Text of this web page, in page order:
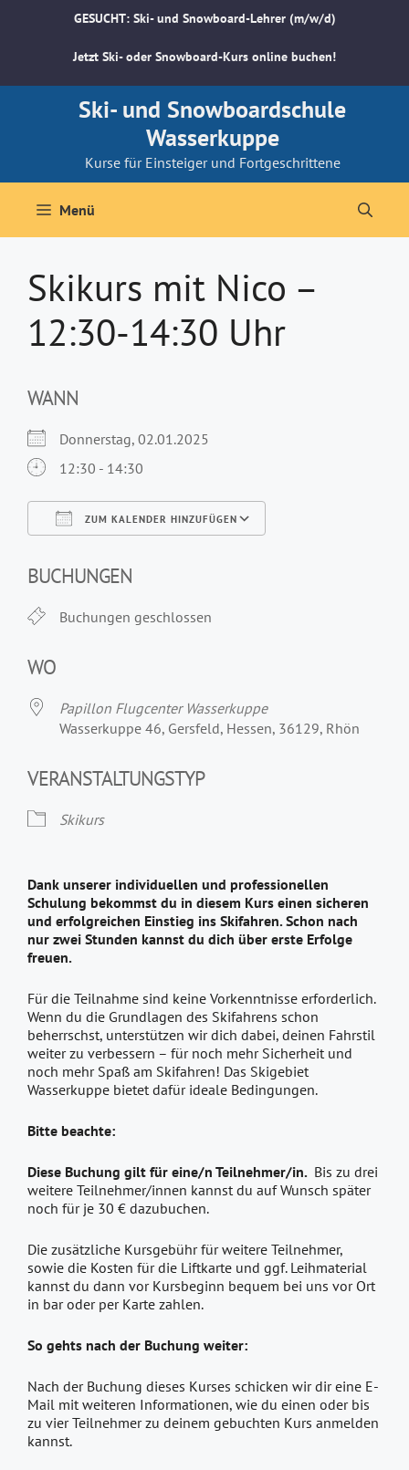
GESUCHT: Ski- und Snowboard-Lehrer (m/w/d)
Jetzt Ski- oder Snowboard-Kurs online buchen!
Ski- und Snowboardschule
Wasserkuppe
Kurse für Einsteiger und Fortgeschrittene
Menü
Skikurs mit Nico –
12:30-14:30 Uhr
WANN
Donnerstag, 02.01.2025
12:30 - 14:30
ZUM KALENDER HINZUFÜGEN
BUCHUNGEN
Buchungen geschlossen
WO
Papillon Flugcenter Wasserkuppe
Wasserkuppe 46, Gersfeld, Hessen, 36129, Rhön
VERANSTALTUNGSTYP
Skikurs
Dank unserer individuellen und professionellen
Schulung bekommst du in diesem Kurs einen sicheren
und erfolgreichen Einstieg ins Skifahren. Schon nach
nur zwei Stunden kannst du dich über erste Erfolge
freuen.
Für die Teilnahme sind keine Vorkenntnisse erforderlich.
Wenn du die Grundlagen des Skifahrens schon
beherrschst, unterstützen wir dich dabei, deinen Fahrstil
weiter zu verbessern – für noch mehr Sicherheit und
noch mehr Spaß am Skifahren! Das Skigebiet
Wasserkuppe bietet dafür ideale Bedingungen.
Bitte beachte:
Diese Buchung gilt für eine/n Teilnehmer/in. Bis zu drei
weitere Teilnehmer/innen kannst du auf Wunsch später
noch für je 30 € dazubuchen.
Die zusätzliche Kursgebühr für weitere Teilnehmer,
sowie die Kosten für die Liftkarte und ggf. Leihmaterial
kannst du dann vor Kursbeginn bequem bei uns vor Ort
in bar oder per Karte zahlen.
So gehts nach der Buchung weiter:
Nach der Buchung dieses Kurses schicken wir dir eine E-
Mail mit weiteren Informationen, wie du einen oder bis
zu vier Teilnehmer zu deinem gebuchten Kurs anmelden
kannst.